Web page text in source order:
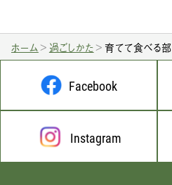
ホーム 過ごしかた 育てて食べる部
Facebook
Instagram